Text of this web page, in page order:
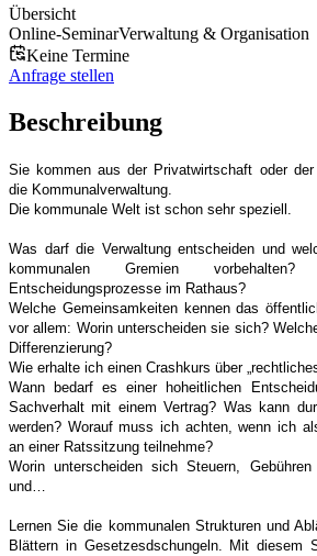
Übersicht
Online-SeminarVerwaltung & Organisation
Keine Termine
Anfrage stellen
Beschreibung
Sie kommen aus der Privatwirtschaft oder
die Kommunalverwaltung.
Die kommunale Welt ist schon sehr speziell.
Was darf die Verwaltung entscheiden und
kommunalen Gremien
Entscheidungsprozesse im Rathaus?
Welche Gemeinsamkeiten kennen das
vor allem: Worin unterscheiden sie sich?
Differenzierung?
Wie erhalte ich einen Crashkurs über
Wann bedarf es einer hoheitlichen
Sachverhalt mit einem Vertrag? Was kann
werden? Worauf muss ich achten, wenn ich
an einer Ratssitzung teilnehme?
Worin unterscheiden sich Steuern,
und…
Lernen Sie die kommunalen Strukturen und
Blättern in Gesetzesdschungeln. Mit diesem